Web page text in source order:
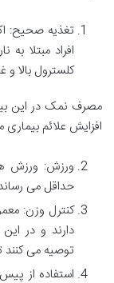
تغذیه صحیح:
افراد مبتلا
کلسترول بالا
مصرف نمک در این
افزایش علائم
ورزش: ورزش
حداقل می
کنترل وزن:
دارند و در
توصیه می کنند
استفاده از